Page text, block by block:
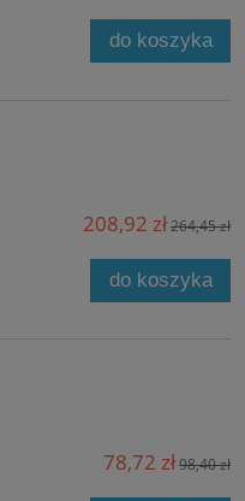
do koszyka
208,92 zł264,45 zł
do koszyka
78,72 zł98,40 zł